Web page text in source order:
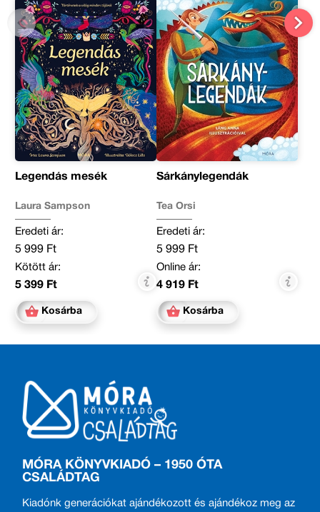
Legendás mesék
Laura Sampson
Eredeti ár:
5 999 Ft
Kötött ár:
5 399 Ft
Kosárba
Sárkánylegendák
Tea Orsi
Eredeti ár:
5 999 Ft
Online ár:
4 919 Ft
Kosárba
MÓRA KÖNYVKIADÓ – 1950 ÓTA
CSALÁDTAG
Kiadónk generációkat ajándékozott és ajándékoz meg az